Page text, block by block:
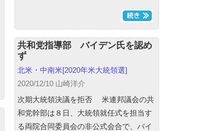
共和党指導部 バイデン氏を認め
ず
北米・中南米[2020年米大統領選]
2020/12/10 山崎洋介
次期大統領決議を拒否 米連邦議会の共
和党幹部は８日、大統領就任式を担当す
る両院合同委員会の非公式会合で、バイ